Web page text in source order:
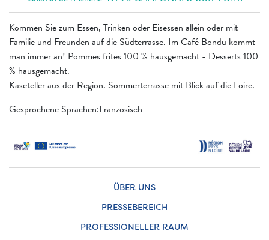
Kommen Sie zum Essen, Trinken oder Eisessen allein oder mit
Familie und Freunden auf die Südterrasse. Im Café Bondu kommt
man immer an! Pommes frites 100 % hausgemacht - Desserts 100
% hausgemacht.
Käseteller aus der Region. Sommerterrasse mit Blick auf die Loire.
Gesprochene Sprachen:Französisch
ÜBER UNS
PRESSEBEREICH
PROFESSIONELLER RAUM